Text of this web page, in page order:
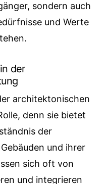
sondern auch
und Werte
der
architektonischen
denn sie bietet
der
und ihrer
sich oft von
und integrieren